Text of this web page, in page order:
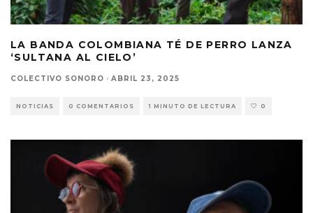
LA BANDA COLOMBIANA TÉ DE PERRO LANZA
‘SULTANA AL CIELO’
COLECTIVO SONORO · ABRIL 23, 2025
NOTICIAS 0 COMENTARIOS 1 MINUTO DE LECTURA 0